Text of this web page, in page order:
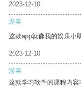
2023-12-10
游客
这款app就像我的娱乐小
2023-12-10
游客
这款学习软件的课程内